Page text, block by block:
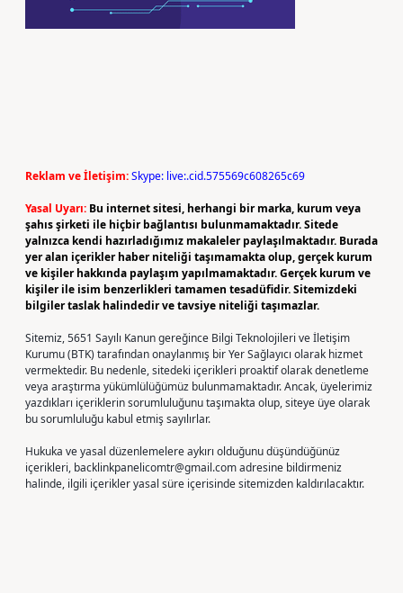
Reklam ve İletişim:Skype: live:.cid.575569c608265c69
Yasal Uyarı: Bu internet sitesi, herhangi bir marka, kurum veya
şahıs şirketi ile hiçbir bağlantısı bulunmamaktadır. Sitede
yalnızca kendi hazırladığımız makaleler paylaşılmaktadır. Burada
yer alan içerikler haber niteliği taşımamakta olup, gerçek kurum
ve kişiler hakkında paylaşım yapılmamaktadır. Gerçek kurum ve
kişiler ile isim benzerlikleri tamamen tesadüfidir. Sitemizdeki
bilgiler taslak halindedir ve tavsiye niteliği taşımazlar.
Sitemiz, 5651 Sayılı Kanun gereğince Bilgi Teknolojileri ve İletişim
Kurumu (BTK) tarafından onaylanmış bir Yer Sağlayıcı olarak hizmet
vermektedir. Bu nedenle, sitedeki içerikleri proaktif olarak denetleme
veya araştırma yükümlülüğümüz bulunmamaktadır. Ancak, üyelerimiz
yazdıkları içeriklerin sorumluluğunu taşımakta olup, siteye üye olarak
bu sorumluluğu kabul etmiş sayılırlar.
Hukuka ve yasal düzenlemelere aykırı olduğunu düşündüğünüz
içerikleri, backlinkpanelicomtr@gmail.comadresine bildirmeniz
halinde, ilgili içerikler yasal süre içerisinde sitemizden kaldırılacaktır.